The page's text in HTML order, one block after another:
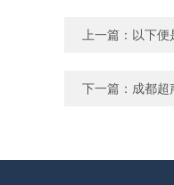
上一篇： 以下便
下一篇： 成都超